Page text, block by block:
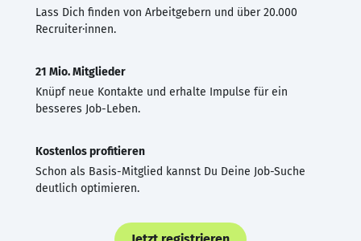
Lass Dich finden von Arbeitgebern und über 20.000
Recruiter·innen.
21 Mio. Mitglieder
Knüpf neue Kontakte und erhalte Impulse für ein
besseres Job-Leben.
Kostenlos profitieren
Schon als Basis-Mitglied kannst Du Deine Job-Suche
deutlich optimieren.